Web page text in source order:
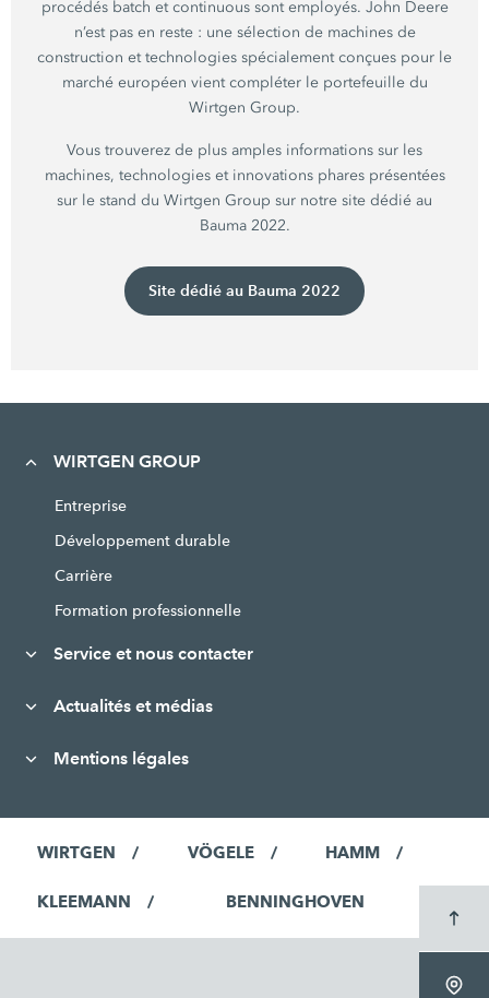
procédés batch et continuous sont employés. John Deere
n’est pas en reste : une sélection de machines de
construction et technologies spécialement conçues pour le
marché européen vient compléter le portefeuille du
Wirtgen Group.
Vous trouverez de plus amples informations sur les
machines, technologies et innovations phares présentées
sur le stand du Wirtgen Group sur notre site dédié au
Bauma 2022.
Site dédié au Bauma 2022
WIRTGEN GROUP
Entreprise
Développement durable
Carrière
Formation professionnelle
Service et nous contacter
Actualités et médias
Mentions légales
WIRTGEN VÖGELE HAMM
KLEEMANN BENNINGHOVEN